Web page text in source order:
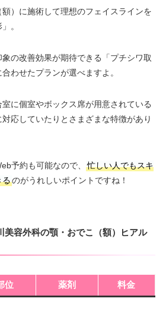
）に施術して理想のフェイスラインを
。
の改善効果が期待できる「プチシワ取
わせたプランが選べますよ。
に個室やボックス席が用意されている
応していたりとさまざまな特徴があり
予約も可能なので、
忙しい人でもスキ
るのがうれしいポイントですね！
美容外科の顎・おでこ（額）ヒアル
位 薬剤 料金